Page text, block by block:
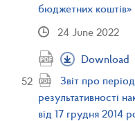
бюджетних коштів»
24 June 2022
Download
Звіт про
результативності
від 17 грудня 2014